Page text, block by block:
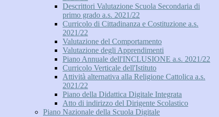
Descrittori Valutazione Scuola Secondaria di
primo grado a.s. 2021/22
Curricolo di Cittadinanza e Costituzione a.s.
2021/22
Valutazione del Comportamento
Valutazione degli Apprendimenti
Piano Annuale dell'INCLUSIONE a.s. 2021/22
Curricolo Verticale dell'Istituto
Attività alternativa alla Religione Cattolica a.s.
2021/22
Piano della Didattica Digitale Integrata
Atto di indirizzo del Dirigente Scolastico
Piano Nazionale della Scuola Digitale